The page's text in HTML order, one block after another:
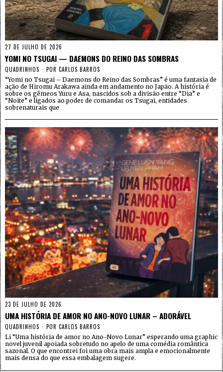
27 DE JULHO DE 2026
YOMI NO TSUGAI — DAEMONS DO REINO DAS SOMBRAS
QUADRINHOS POR CARLOS BARROS
“Yomi no Tsugai – Daemons do Reino das Sombras” é uma fantasia de
ação de Hiromu Arakawa ainda em andamento no Japão. A história é
sobre os gêmeos Yuru e Asa, nascidos sob a divisão entre “Dia” e
“Noite” e ligados ao poder de comandar os Tsugai, entidades
sobrenaturais que
23 DE JULHO DE 2026
UMA HISTÓRIA DE AMOR NO ANO-NOVO LUNAR – ADORÁVEL
QUADRINHOS POR CARLOS BARROS
Li “Uma história de amor no Ano-Novo Lunar” esperando uma graphic
novel juvenil apoiada sobretudo no apelo de uma comédia romântica
sazonal. O que encontrei foi uma obra mais ampla e emocionalmente
mais densa do que essa embalagem sugere.